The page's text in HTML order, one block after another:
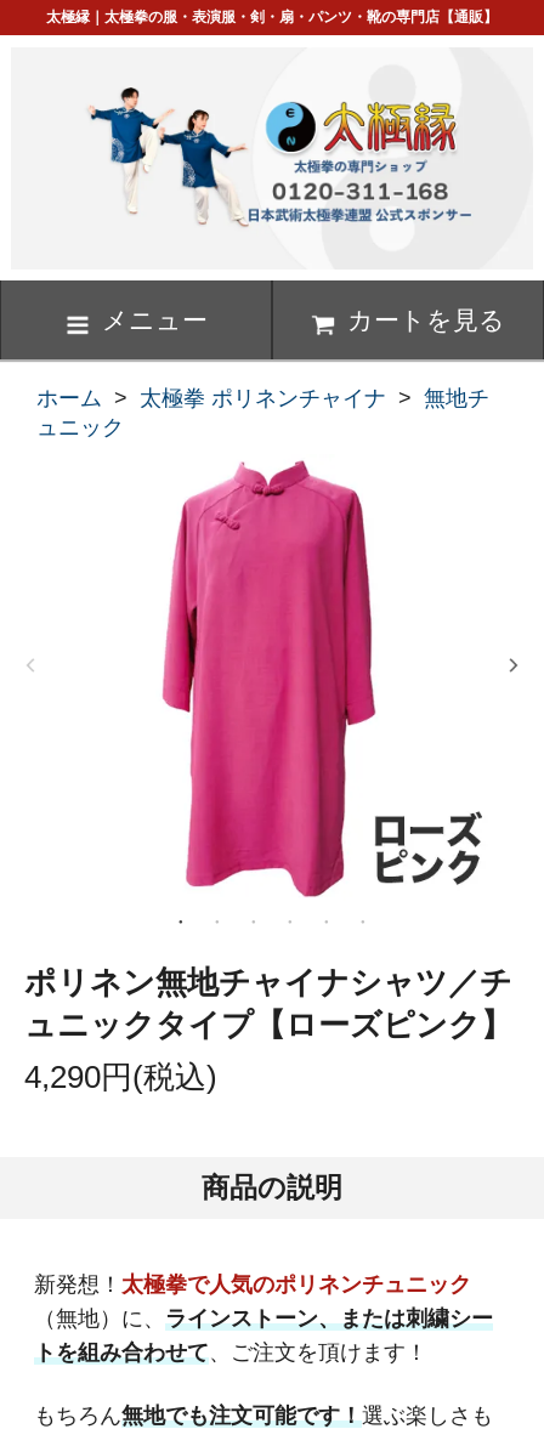
太極縁｜太極拳の服・表演服・剣・扇・パンツ・靴の専門店【通販】
メニュー カートを見る
ホーム > 太極拳 ポリネンチャイナ > 無地チ
ュニック
ポリネン無地チャイナシャツ／チ
ュニックタイプ【ローズピンク】
4,290円(税込)
商品の説明
新発想！ 太極拳で人気のポリネンチュニック
（無地）に、 ラインストーン、または刺繍シー
トを組み合わせて、ご注文を頂けます！
もちろん無地でも注文可能です！選ぶ楽しさも